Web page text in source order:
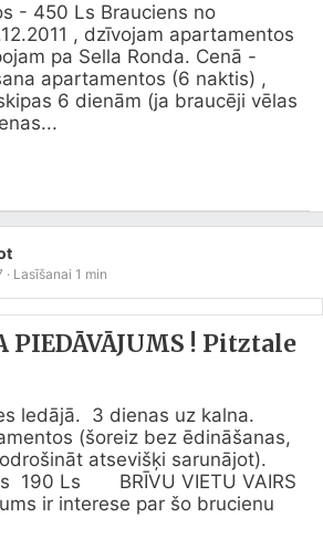
- 450 Ls Brauciens no
, dzīvojam apartamentos
pa Sella Ronda. Cenā -
apartamentos (6 naktis) ,
6 dienām (ja braucēji vēlas
· Lasīšanai 1 min
PIEDĀVĀJUMS ! Pitztale
ledājā.  3 dienas uz kalna.
(šoreiz bez ēdināšanas,
atsevišķi sarunājot).
190 Ls       BRĪVU VIETU VAIRS
ir interese par šo brucienu